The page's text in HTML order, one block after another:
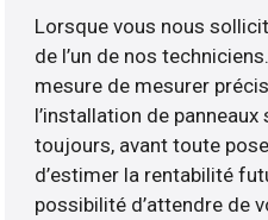
Lorsque vous nous
de l’un de nos
mesure de mesurer
l’installation de
toujours, avant toute
d’estimer la rentabilité
possibilité d’attendre de